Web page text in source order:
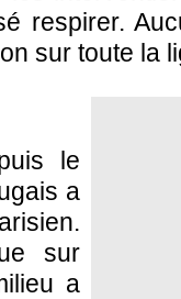
respirer.
sur toute la
le
a
sur
a